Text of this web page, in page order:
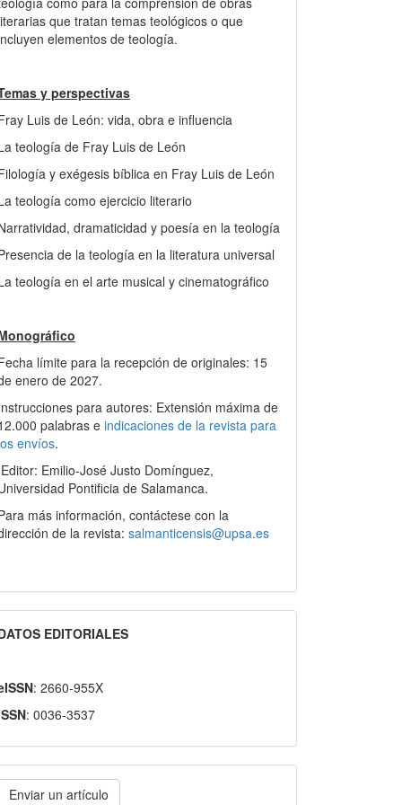
que tratan temas teológicos o que
elementos de teología.
y perspectivas
Luis de León: vida, obra e influencia
teología de Fray Luis de León
y exégesis bíblica en Fray Luis de León
teología como ejercicio literario
dramaticidad y poesía en la teología
de la teología en la literatura universal
teología en el arte musical y cinematográfico
límite para la recepción de originales: 15
enero de 2027.
para autores: Extensión máxima de
palabras e indicaciones de la revista para
envíos.
Emilio-José Justo Domínguez,
Pontificia de Salamanca.
más información, contáctese con la
de la revista: salmanticensis@upsa.es
EDITORIALES
: 2660-955X
: 0036-3537
Enviar un artículo